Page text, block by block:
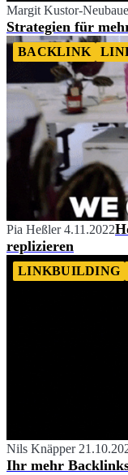
Margit Kustor-
Strategien für
BACKLINK
Pia Heßler 4.11.2022
replizieren
LINKBUILDING
Nils Knäpper
Ihr mehr